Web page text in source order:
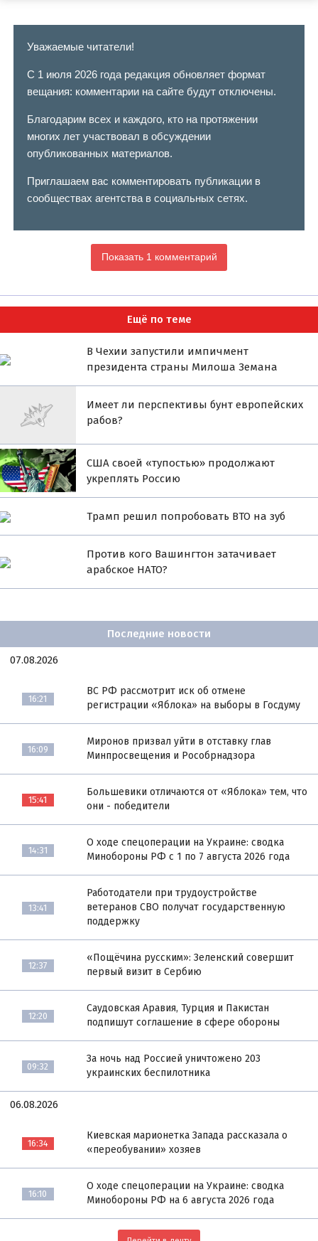
Уважаемые читатели!
С 1 июля 2026 года редакция обновляет формат
вещания: комментарии на сайте будут отключены.
Благодарим всех и каждого, кто на протяжении
многих лет участвовал в обсуждении
опубликованных материалов.
Приглашаем вас комментировать публикации в
сообществах агентства в социальных сетях.
Показать 1 комментарий
Ещё по теме
В Чехии запустили импичмент
президента страны Милоша Земана
Имеет ли перспективы бунт европейских
рабов?
США своей «тупостью» продолжают
укреплять Россию
Трамп решил попробовать ВТО на зуб
Против кого Вашингтон затачивает
арабское НАТО?
Последние новости
07.08.2026
16:21
ВС РФ рассмотрит иск об отмене
регистрации «Яблока» на выборы в Госдуму
16:09
Миронов призвал уйти в отставку глав
Минпросвещения и Рособрнадзора
15:41
Большевики отличаются от «Яблока» тем, что
они - победители
14:31
О ходе спецоперации на Украине: сводка
Минобороны РФ с 1 по 7 августа 2026 года
13:41
Работодатели при трудоустройстве
ветеранов СВО получат государственную
поддержку
12:37
«Пощёчина русским»: Зеленский совершит
первый визит в Сербию
12:20
Саудовская Аравия, Турция и Пакистан
подпишут соглашение в сфере обороны
09:32
За ночь над Россией уничтожено 203
украинских беспилотника
06.08.2026
16:34
Киевская марионетка Запада рассказала о
«переобувании» хозяев
16:10
О ходе спецоперации на Украине: сводка
Минобороны РФ на 6 августа 2026 года